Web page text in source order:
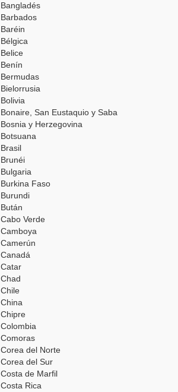
Bangladés
Barbados
Baréin
Bélgica
Belice
Benín
Bermudas
Bielorrusia
Bolivia
Bonaire, San Eustaquio y Saba
Bosnia y Herzegovina
Botsuana
Brasil
Brunéi
Bulgaria
Burkina Faso
Burundi
Bután
Cabo Verde
Camboya
Camerún
Canadá
Catar
Chad
Chile
China
Chipre
Colombia
Comoras
Corea del Norte
Corea del Sur
Costa de Marfil
Costa Rica